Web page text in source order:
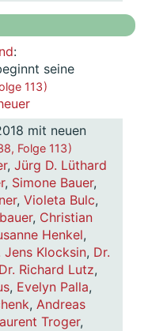
:
seine
113 )
mit neuen
Folge 113 )
, Jürg D. Lüthard
, Simone Bauer,
, Violeta Bulc,
, Christian
Henkel,
Jens Klocksin, Dr.
Dr. Richard Lutz,
, Evelyn Palla,
, Andreas
Troger,